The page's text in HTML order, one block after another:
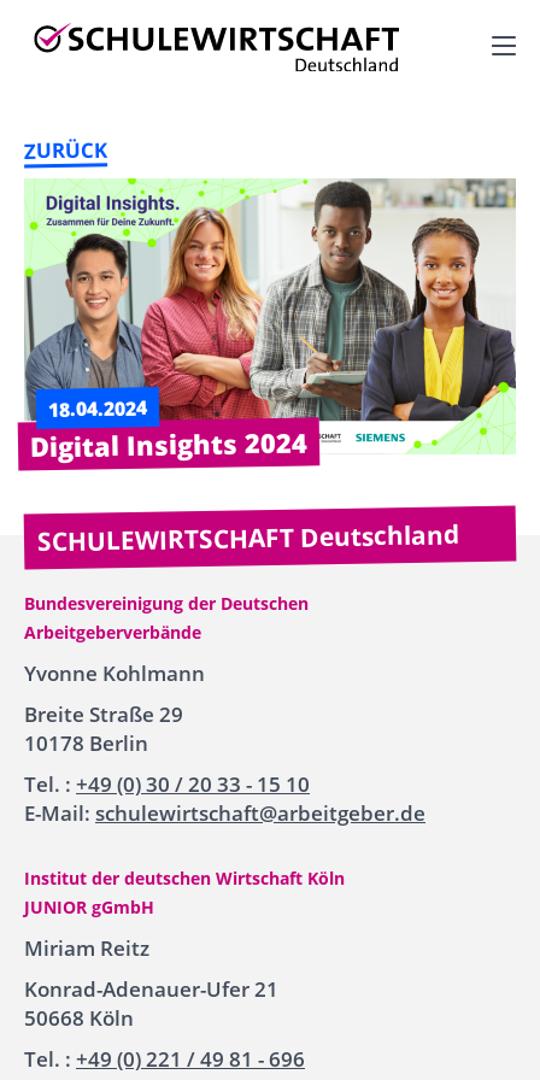
ZURÜCK
18.04.2024
Digital Insights 2024
SCHULEWIRTSCHAFT Deutschland
Bundesvereinigung der Deutschen
Arbeitgeberverbände
Yvonne Kohlmann
Breite Straße 29
10178 Berlin
Tel. : +49 (0) 30 / 20 33 - 15 10
E-Mail: schulewirtschaft@arbeitgeber.de
Institut der deutschen Wirtschaft Köln
JUNIOR gGmbH
Miriam Reitz
Konrad-Adenauer-Ufer 21
50668 Köln
Tel. : +49 (0) 221 / 49 81 - 696